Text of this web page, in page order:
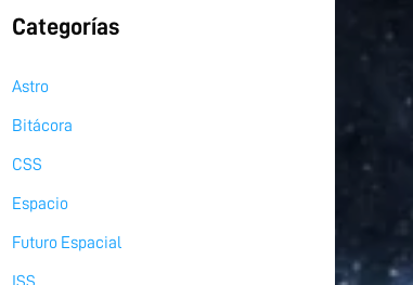
Categorías
Astro
Bitácora
CSS
Espacio
Futuro Espacial